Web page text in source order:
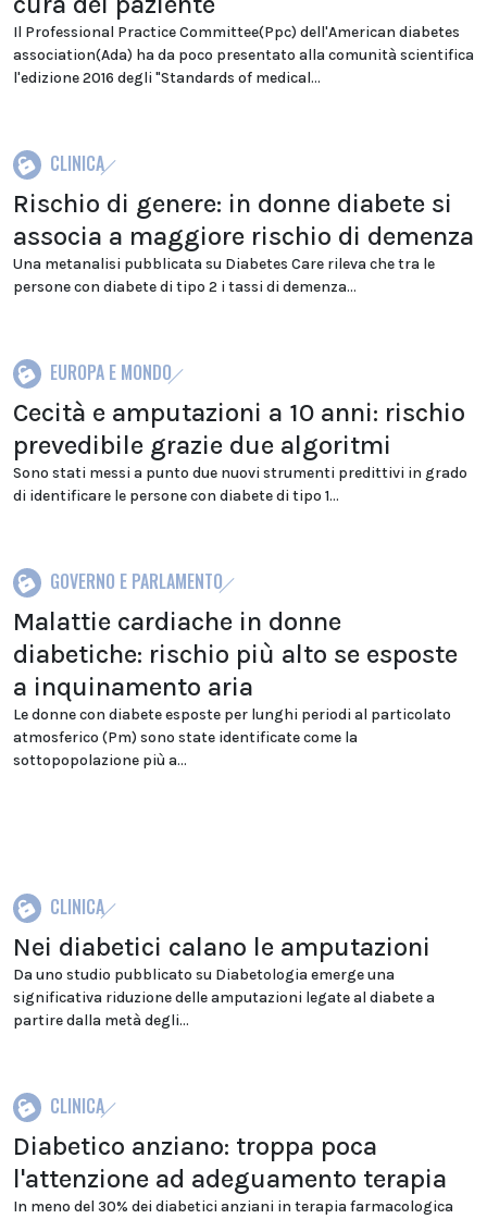
Il Professional Practice Committee(Ppc) dell'American diabetes
association(Ada) ha da poco presentato alla comunità scientifica
l'edizione 2016 degli "Standards of medical...
CLINICA
Rischio di genere: in donne diabete si
associa a maggiore rischio di demenza
Una metanalisi pubblicata su Diabetes Care rileva che tra le
persone con diabete di tipo 2 i tassi di demenza...
EUROPA E MONDO
Cecità e amputazioni a 10 anni: rischio
prevedibile grazie due algoritmi
Sono stati messi a punto due nuovi strumenti predittivi in grado
di identificare le persone con diabete di tipo 1...
GOVERNO E PARLAMENTO
Malattie cardiache in donne
diabetiche: rischio più alto se esposte
a inquinamento aria
Le donne con diabete esposte per lunghi periodi al particolato
atmosferico (Pm) sono state identificate come la
sottopopolazione più a...
CLINICA
Nei diabetici calano le amputazioni
Da uno studio pubblicato su Diabetologia emerge una
significativa riduzione delle amputazioni legate al diabete a
partire dalla metà degli...
CLINICA
Diabetico anziano: troppa poca
l'attenzione ad adeguamento terapia
In meno del 30% dei diabetici anziani in terapia farmacologica